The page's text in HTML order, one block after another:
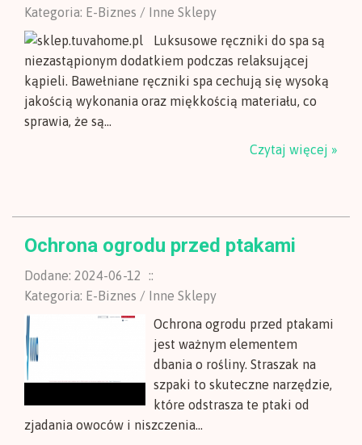
Kategoria: E-Biznes / Inne Sklepy
Luksusowe ręczniki do spa są
niezastąpionym dodatkiem podczas relaksującej
kąpieli. Bawełniane ręczniki spa cechują się wysoką
jakością wykonania oraz miękkością materiału, co
sprawia, że są...
Czytaj więcej »
Ochrona ogrodu przed ptakami
Dodane: 2024-06-12
::
Kategoria: E-Biznes / Inne Sklepy
Ochrona ogrodu przed ptakami
jest ważnym elementem
dbania o rośliny. Straszak na
szpaki to skuteczne narzędzie,
które odstrasza te ptaki od
zjadania owoców i niszczenia...